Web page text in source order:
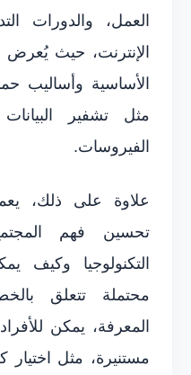
العمل، والدورات
الإنترنت، حيث يُعرض
الأساسية وأساليب
مثل تشفير
الفيروسات.
علاوة على ذلك،
تحسين فهم
التكنولوجيا وكيف
محتملة تتعلق
المعرفة، يمكن
مستنيرة، مثل